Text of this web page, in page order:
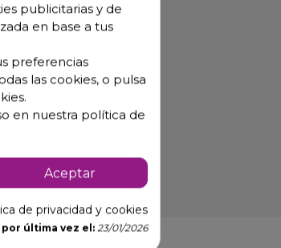
publicitarias y de
en base a tus
preferencias
las cookies, o pulsa
en nuestra política de
Aceptar
de privacidad y cookies
última vez el:23/01/2026